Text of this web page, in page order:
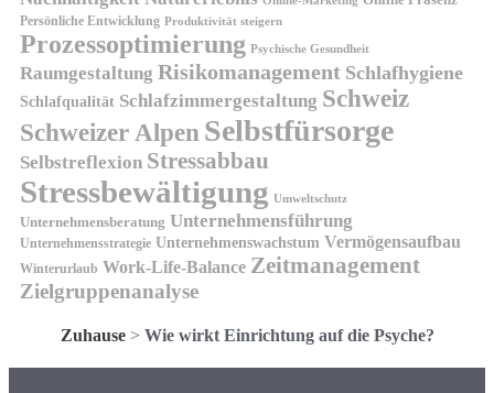
Persönliche Entwicklung Produktivität steigern
Prozessoptimierung Psychische Gesundheit
Raumgestaltung Risikomanagement Schlafhygiene
Schlafqualität Schlafzimmergestaltung Schweiz
Schweizer Alpen Selbstfürsorge
Selbstreflexion Stressabbau
Stressbewältigung Umweltschutz
Unternehmensberatung Unternehmensführung
Unternehmensstrategie Unternehmenswachstum Vermögensaufbau
Winterurlaub Work-Life-Balance Zeitmanagement
Zielgruppenanalyse
Zuhause> Wie wirkt Einrichtung auf die Psyche?